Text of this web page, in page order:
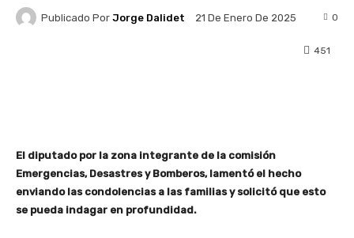
Publicado Por Jorge Dalidet 21 De Enero De 2025 0
451
El diputado por la zona integrante de la comisión
Emergencias, Desastres y Bomberos, lamentó el hecho
enviando las condolencias a las familias y solicitó que esto
se pueda indagar en profundidad.